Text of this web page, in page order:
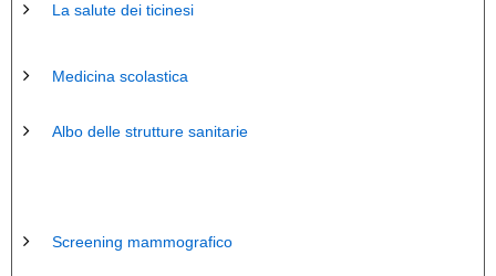
La salute dei ticinesi
Medicina scolastica
Albo delle strutture sanitarie
Screening mammografico